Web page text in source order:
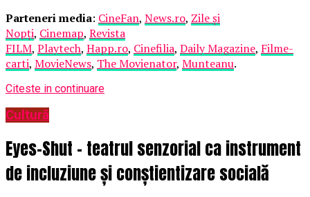
Parteneri media: CineFan, News.ro, Zile și
Nopți, Cinemap, Revista
FILM, Playtech, Happ.ro, Cinefilia, Daily Magazine, Filme-
carti, MovieNews, The Movienator, Munteanu.
Citeste in continuare
Cultură
Eyes-Shut – teatrul senzorial ca instrument
de incluziune și conștientizare socială